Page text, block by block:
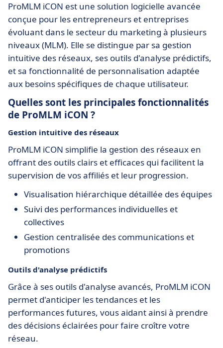
ProMLM iCON est une solution logicielle avancée
conçue pour les entrepreneurs et entreprises
évoluant dans le secteur du marketing à plusieurs
niveaux (MLM). Elle se distingue par sa gestion
intuitive des réseaux, ses outils d'analyse prédictifs,
et sa fonctionnalité de personnalisation adaptée
aux besoins spécifiques de chaque utilisateur.
Quelles sont les principales fonctionnalités
de ProMLM iCON ?
Gestion intuitive des réseaux
ProMLM iCON simplifie la gestion des réseaux en
offrant des outils clairs et efficaces qui facilitent la
supervision de vos affiliés et leur progression.
Visualisation hiérarchique détaillée des équipes
Suivi des performances individuelles et
collectives
Gestion centralisée des communications et
promotions
Outils d'analyse prédictifs
Grâce à ses outils d'analyse avancés, ProMLM iCON
permet d'anticiper les tendances et les
performances futures, vous aidant ainsi à prendre
des décisions éclairées pour faire croître votre
réseau.